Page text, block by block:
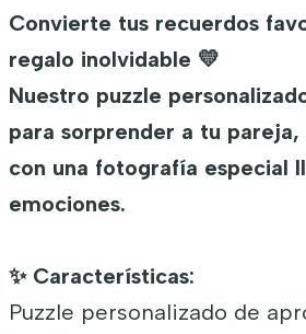
Convierte tus recuerdos
regalo inolvidable 💛
Nuestro puzzle
para sorprender a tu
con una fotografía especial
emociones.
✨ Características:
Puzzle personalizado de